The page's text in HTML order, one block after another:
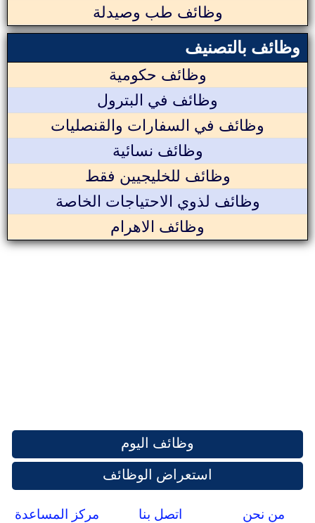
وظائف طب وصيدلة
وظائف بالتصنيف
وظائف حكومية
وظائف في البترول
وظائف في السفارات والقنصليات
وظائف نسائية
وظائف للخليجيين فقط
وظائف لذوي الاحتياجات الخاصة
وظائف الاهرام
وظائف اليوم
استعراض الوظائف
من نحن اتصل بنا مركز المساعدة